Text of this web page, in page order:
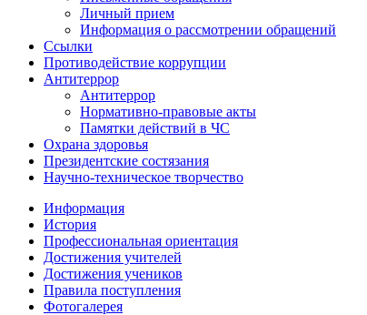
Личный прием
Информация о рассмотрении обращений
Ссылки
Противодействие коррупции
Антитеррор
Антитеррор
Нормативно-правовые акты
Памятки действий в ЧС
Охрана здоровья
Президентские состязания
Научно-техническое творчество
Информация
История
Профессиональная ориентация
Достижения учителей
Достижения учеников
Правила поступления
Фотогалерея